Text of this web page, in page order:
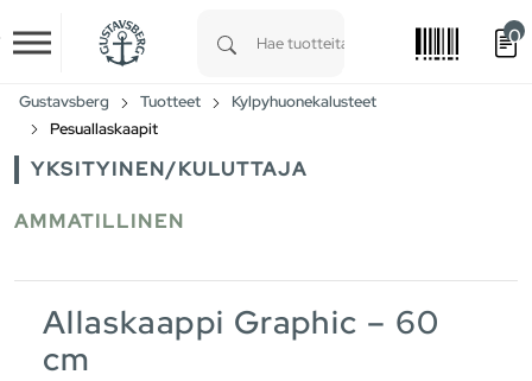
Skip to main content
0
Gustavsberg Tuotteet
Kylpyhuonekalusteet
Pesuallaskaapit
YKSITYINEN/KULUTTAJA
AMMATILLINEN
Allaskaappi Graphic – 60
cm